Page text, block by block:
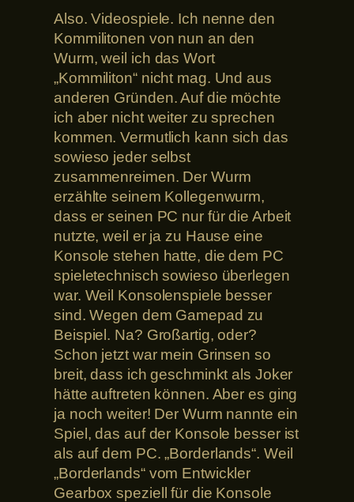
Also. Videospiele. Ich nenne den
Kommilitonen von nun an den
Wurm, weil ich das Wort
„Kommiliton“ nicht mag. Und aus
anderen Gründen. Auf die möchte
ich aber nicht weiter zu sprechen
kommen. Vermutlich kann sich das
sowieso jeder selbst
zusammenreimen. Der Wurm
erzählte seinem Kollegenwurm,
dass er seinen PC nur für die Arbeit
nutzte, weil er ja zu Hause eine
Konsole stehen hatte, die dem PC
spieletechnisch sowieso überlegen
war. Weil Konsolenspiele besser
sind. Wegen dem Gamepad zu
Beispiel. Na? Großartig, oder?
Schon jetzt war mein Grinsen so
breit, dass ich geschminkt als Joker
hätte auftreten können. Aber es ging
ja noch weiter! Der Wurm nannte ein
Spiel, das auf der Konsole besser ist
als auf dem PC. „Borderlands“. Weil
„Borderlands“ vom Entwickler
Gearbox speziell für die Konsole